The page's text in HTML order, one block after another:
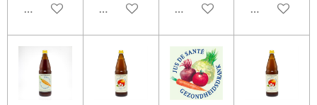
In winkelwagenIn winkelwagenIn winkelwagenIn